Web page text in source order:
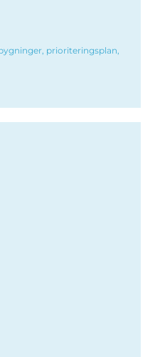
prioriteringsplan,